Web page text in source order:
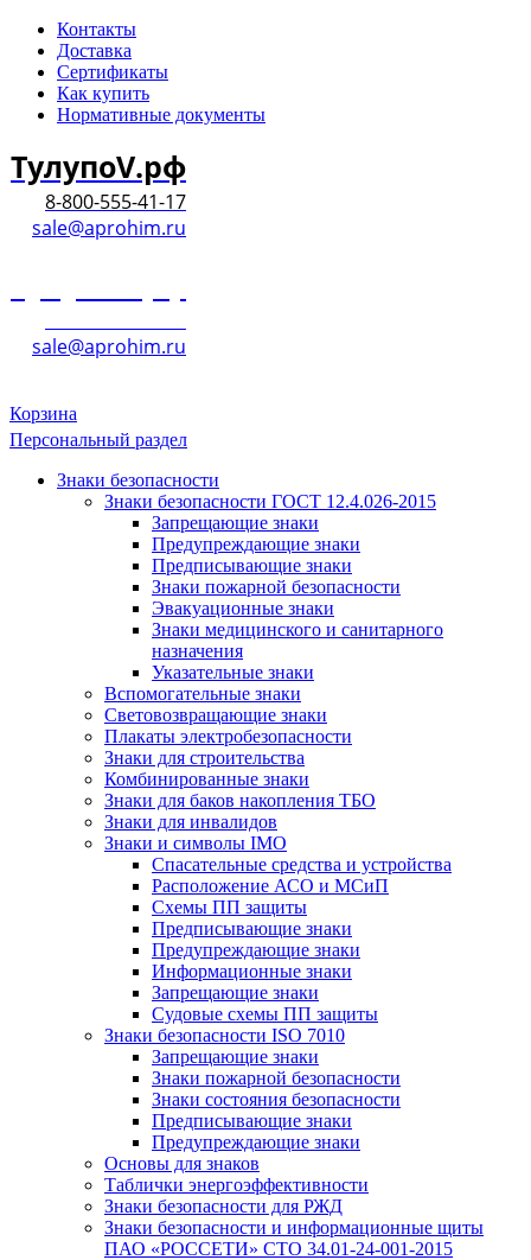
Контакты
Доставка
Сертификаты
Как купить
Нормативные документы
ТулупоV.рф
8-800-555-41-17
sale@aprohim.ru
sale@aprohim.ru
Корзина
Персональный раздел
Знаки безопасности
Знаки безопасности ГОСТ 12.4.026-2015
Запрещающие знаки
Предупреждающие знаки
Предписывающие знаки
Знаки пожарной безопасности
Эвакуационные знаки
Знаки медицинского и санитарного
назначения
Указательные знаки
Вспомогательные знаки
Световозвращающие знаки
Плакаты электробезопасности
Знаки для строительства
Комбинированные знаки
Знаки для баков накопления ТБО
Знаки для инвалидов
Знаки и символы IMO
Спасательные средства и устройства
Расположение АСО и МСиП
Схемы ПП защиты
Предписывающие знаки
Предупреждающие знаки
Информационные знаки
Запрещающие знаки
Судовые схемы ПП защиты
Знаки безопасности ISO 7010
Запрещающие знаки
Знаки пожарной безопасности
Знаки состояния безопасности
Предписывающие знаки
Предупреждающие знаки
Основы для знаков
Таблички энергоэффективности
Знаки безопасности для РЖД
Знаки безопасности и информационные щиты
ПАО «РОССЕТИ» СТО 34.01-24-001-2015